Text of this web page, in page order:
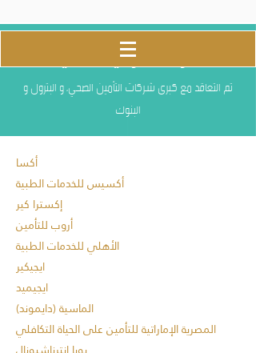
شركات الرعاية الصحية
تم التعاقد مع كبرى شركات التأمين الصحي، و البترول و
البنوك
أكسا
أكسيس للخدمات الطبية
إكسترا كير
أروب للتأمين
الأهلي للخدمات الطبية
ايجيكير
ايجيميد
الماسية (دايموند)
المصرية الإماراتية للتأمين على الحياة التكافلي